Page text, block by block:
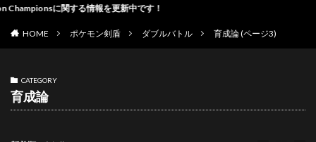
に関する情報を更新中です！
HOME ポケモン剣盾 ダブルバトル 育成論 (ページ3)
CATEGORY
育成論